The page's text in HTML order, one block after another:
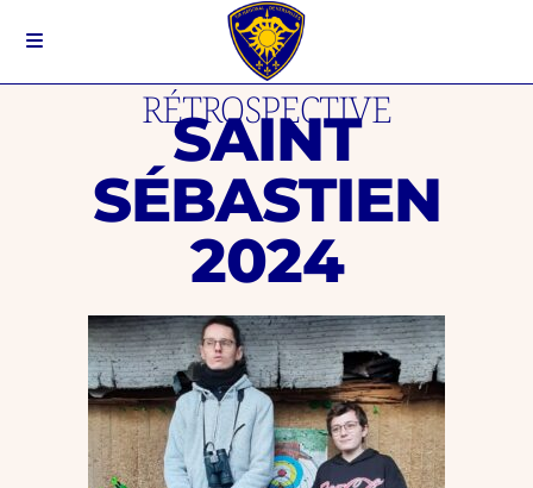
RÉTROSPECTIVE
SAINT
SÉBASTIEN
2024